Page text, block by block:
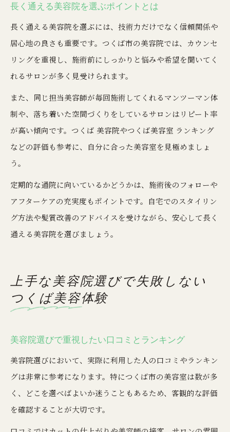
長く通える美容院を選ぶポイントとは
長く通える美容院を選ぶには、技術力だけでなく信頼関係や
居心地の良さも重要です。つくば市の美容院では、カウンセ
リングを重視し、施術前にしっかりと悩みや希望を聞いてく
れるサロンが多く見受けられます。
また、同じ担当美容師が毎回施術してくれるマンツーマン体
制や、落ち着いた空間づくりをしているサロンはリピート率
が高い傾向です。つくば 美容院やつくば美容室 ランキング
などの評価も参考に、自分に合った美容室を見極めましょ
う。
定期的な通院に向いているかどうかは、施術後のフォローや
アフターケアの充実度もポイントです。自宅でのスタイリン
グ方法や髪質改善のアドバイスを受けながら、安心して長く
通える美容院を選びましょう。
上手な美容院選びで失敗しない
つくば美容体験
美容院選びで重視したい口コミとランキング
美容院選びにおいて、実際に利用した人の口コミやランキン
グは非常に参考になります。特につくば市の美容室は数が多
く、どこを選べばよいか迷うこともあるため、客観的な評価
を確認することが大切です。